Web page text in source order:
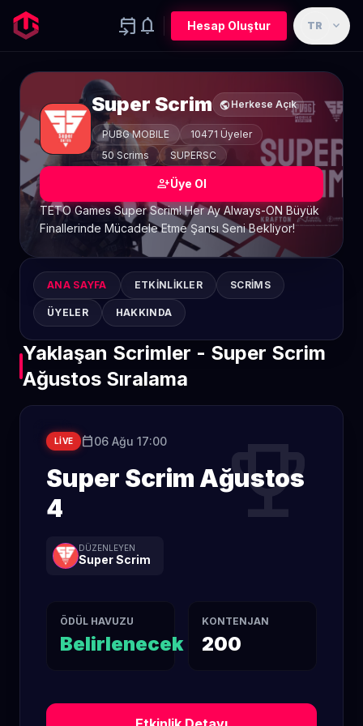
event_upcoming notifications Hesap Oluştur TR expand_more
Super Scrim public Herkese Açık
PUBG MOBILE
10471 Üyeler
50 Scrims
SUPERSC
person_addÜye Ol
TETO Games Super Scrim! Her Ay Always-ON Büyük
Finallerinde Mücadele Etme Şansı Seni Bekliyor!
ANA SAYFA ETKINLIKLER SCRIMS
ÜYELER HAKKINDA
Yaklaşan Scrimler - Super Scrim
Ağustos Sıralama
trophy
LIVE calendar_today06 Ağu 17:00
Super Scrim Ağustos
4
DÜZENLEYEN
Super Scrim
ÖDÜL HAVUZU
Belirlenecek
KONTENJAN
200